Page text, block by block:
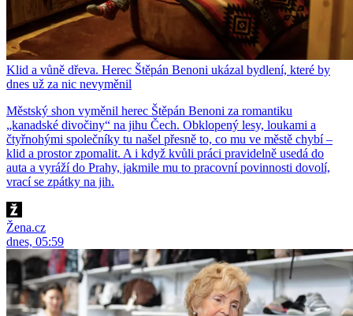
Klid a vůně dřeva. Herec Štěpán Benoni ukázal bydlení, které by
dnes už za nic nevyměnil
Městský shon vyměnil herec Štěpán Benoni za romantiku
„kanadské divočiny“ na jihu Čech. Obklopený lesy, loukami a
čtyřnohými společníky tu našel přesně to, co mu ve městě chybí –
klid a prostor zpomalit. A i když kvůli práci pravidelně usedá do
auta a vyráží do Prahy, jakmile mu to pracovní povinnosti dovolí,
vrací se zpátky na jih.
Žena.cz
dnes, 05:59